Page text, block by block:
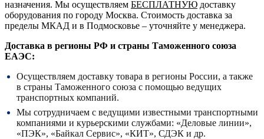
назначения. Мы осуществляем БЕСПЛАТНУЮ доставку
оборудования по городу Москва. Стоимость доставка за
пределы МКАД и в Подмосковье – уточняйте у менеджера.
Доставка в регионы РФ и страны Таможенного союза
ЕАЭС:
Осуществляем доставку товара в регионы России, а также
в страны Таможенного союза с помощью ведущих
транспортных компаний.
Мы сотрудничаем с ведущими известными транспортными
компаниями и курьерскими службами: «Деловые линии»,
«ПЭК», «Байкал Сервис», «КИТ», СДЭК и др.